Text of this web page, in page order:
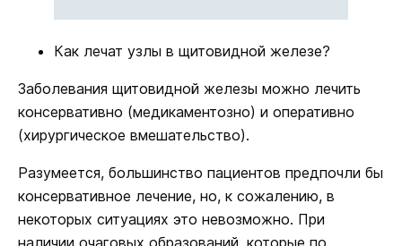
Как лечат узлы в щитовидной железе?
Заболевания щитовидной железы можно лечить
консервативно (медикаментозно) и оперативно
(хирургическое вмешательство).
Разумеется, большинство пациентов предпочли бы
консервативное лечение, но, к сожалению, в
некоторых ситуациях это невозможно. При
наличии очаговых образований, которые по